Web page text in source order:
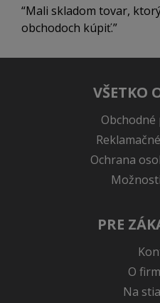
Mali skladom tovar,
obchodoch kúpiť.
VŠETKO
Ochrana
PRE
O
Na